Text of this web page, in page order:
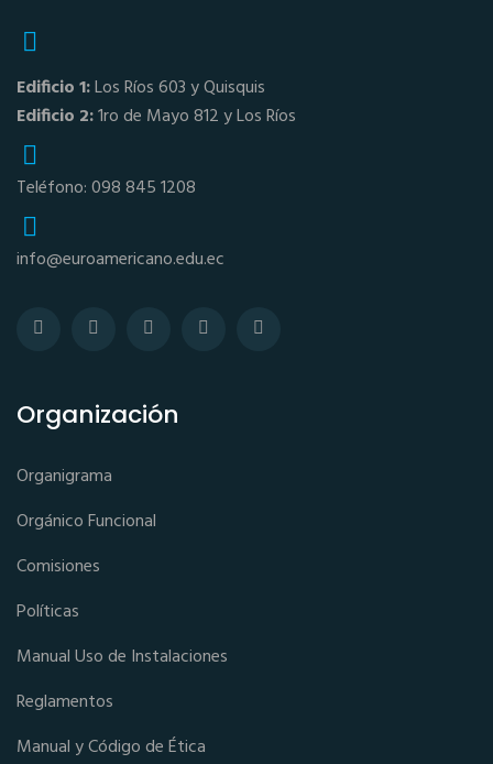
Edificio 1:Los Ríos 603 y Quisquis
Edificio 2:1ro de Mayo 812 y Los Ríos
Teléfono: 098 845 1208
info@euroamericano.edu.ec
Organización
Organigrama
Orgánico Funcional
Comisiones
Políticas
Manual Uso de Instalaciones
Reglamentos
Manual y Código de Ética